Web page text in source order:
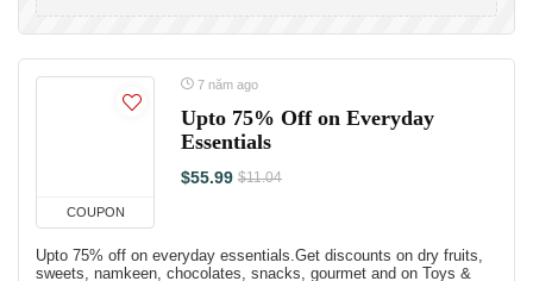
COUPON
7 năm ago
Upto 75% Off on Everyday
Essentials
$55.99 $11.04
Upto 75% off on everyday essentials.Get discounts on dry fruits,
sweets, namkeen, chocolates, snacks, gourmet and on Toys &